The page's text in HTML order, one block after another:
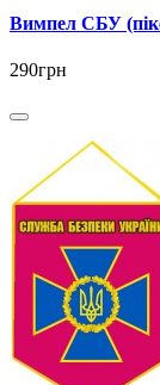
Вимпел СБУ
290грн